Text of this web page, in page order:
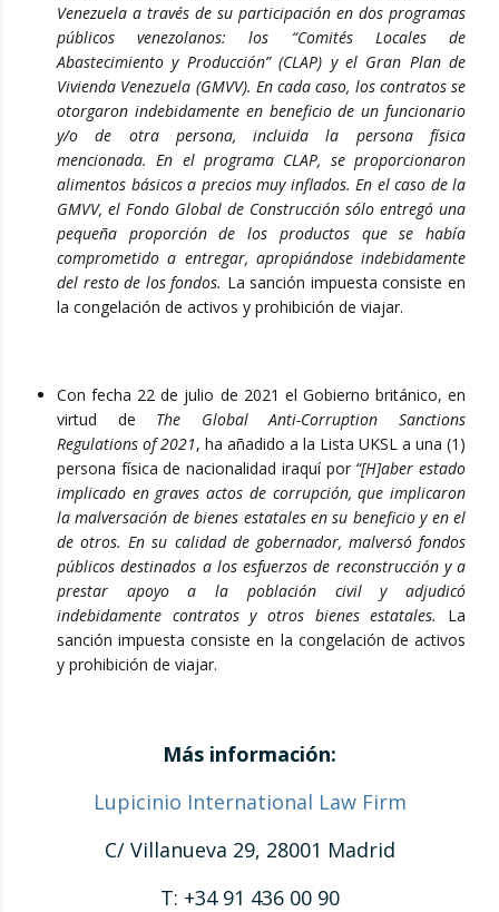
Venezuela a través de su participación en dos programas
públicos venezolanos: los “Comités Locales de
Abastecimiento y Producción” (CLAP) y el Gran Plan de
Vivienda Venezuela (GMVV). En cada caso, los contratos se
otorgaron indebidamente en beneficio de un funcionario
y/o de otra persona, incluida la persona física
mencionada. En el programa CLAP, se proporcionaron
alimentos básicos a precios muy inflados. En el caso de la
GMVV, el Fondo Global de Construcción sólo entregó una
pequeña proporción de los productos que se había
comprometido a entregar, apropiándose indebidamente
del resto de los fondos. La sanción impuesta consiste en
la congelación de activos y prohibición de viajar.
Con fecha 22 de julio de 2021 el Gobierno británico, en
virtud de The Global Anti-Corruption Sanctions
Regulations of 2021, ha añadido a la Lista UKSL a una (1)
persona física de nacionalidad iraquí por “[H]aber estado
implicado en graves actos de corrupción, que implicaron
la malversación de bienes estatales en su beneficio y en el
de otros. En su calidad de gobernador, malversó fondos
públicos destinados a los esfuerzos de reconstrucción y a
prestar apoyo a la población civil y adjudicó
indebidamente contratos y otros bienes estatales. La
sanción impuesta consiste en la congelación de activos
y prohibición de viajar.
Más información:
Lupicinio International Law Firm
C/ Villanueva 29, 28001 Madrid
T: +34 91 436 00 90